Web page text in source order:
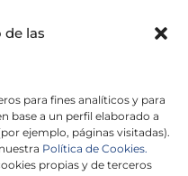
las
para fines analíticos y para
base a un perfil elaborado a
ejemplo, páginas visitadas).
Política de Cookies.
propias y de terceros
de Privacidad